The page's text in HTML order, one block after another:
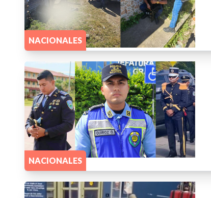
NACIONALES
NACIONALES